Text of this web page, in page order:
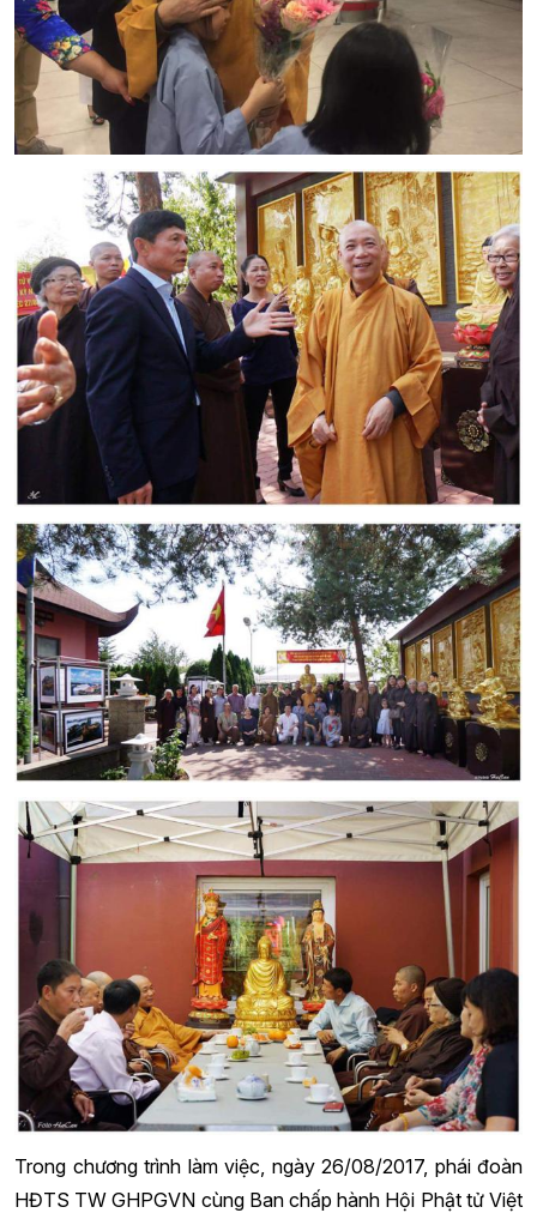
Trong chương trình làm việc, ngày 26/08/2017, phái đoàn
HĐTS TW GHPGVN cùng Ban chấp hành Hội Phật tử Việt